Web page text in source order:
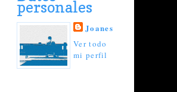
personales
Joanes
Ver todo
mi perfil